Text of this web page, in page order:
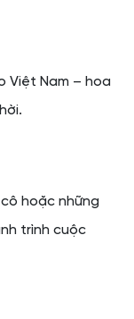
Việt Nam – hoa
hoặc những
trình cuộc